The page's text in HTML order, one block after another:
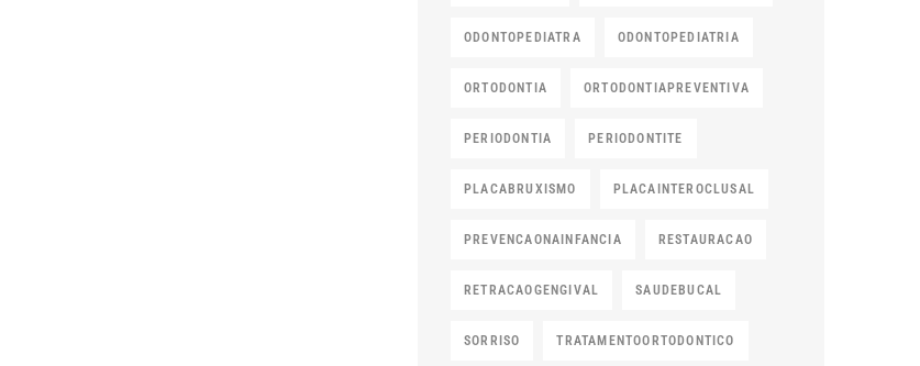
ODONTOPEDIATRA ODONTOPEDIATRIA
ORTODONTIA ORTODONTIAPREVENTIVA
PERIODONTIA PERIODONTITE
PLACABRUXISMO PLACAINTEROCLUSAL
PREVENCAONAINFANCIA RESTAURACAO
RETRACAOGENGIVAL SAUDEBUCAL
SORRISO TRATAMENTOORTODONTICO